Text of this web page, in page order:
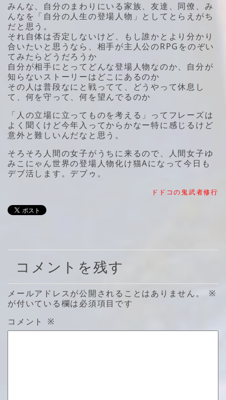
みんな、自分のまわりにいる家族、友達、同僚、み
んなを「自分の人生の登場人物」としてとらえがち
だと思う。
それ自体は否定しないけど、もし誰かとより分かり
合いたいと思うなら、相手が主人公のRPGをのぞい
てみたらどうだろうか
自分が相手にとってどんな登場人物なのか、自分が
知らないストーリーはどこにあるのか
その人は普段なにと戦ってて、どうやって休息し
て、何を守って、何を望んでるのか
「人の立場に立ってものを考える」ってフレーズは
よく聞くけど今年入ってからかなー特に感じるけど
意外と難しいんだなと思う。
そろそろ人間の女子がうちに来るので、人間女子ゆ
みこにゃん世界の登場人物化け猫Aになって今日も
デブ活します。デブゥ。
ドドコの鬼武者修行
コメントを残す
メールアドレスが公開されることはありません。
※
が付いている欄は必須項目です
コメント ※